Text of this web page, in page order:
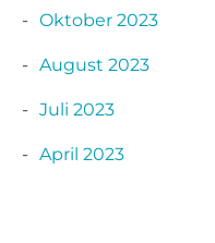
Oktober 2023
August 2023
Juli 2023
April 2023